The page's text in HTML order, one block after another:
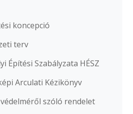
koncepció
terv
Építési Szabályzata HÉSZ
Arculati Kézikönyv
szóló rendelet